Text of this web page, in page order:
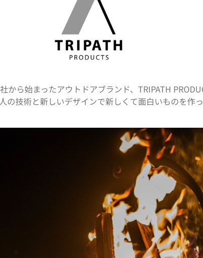
から始まったアウトドアブランド、TRIPATH
の技術と新しいデザインで新しくて面白いものを作